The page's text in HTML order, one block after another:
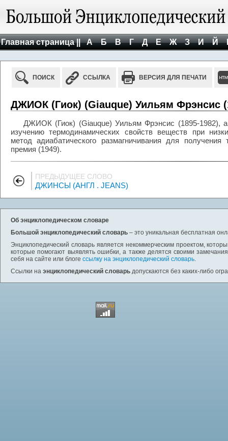
Главная страница || А Б В Г Д Е Ж З И Й
ПОИСК ССЫЛКА ВЕРСИЯ ДЛЯ ПЕЧАТИ
ДЖИОК (Гиок) (Giauque) Уильям Фрэнсис
ДЖИОК (Гиок) (Giauque) Уильям Фрэнсис (1895-1982),
изучению термодинамических свойств веществ при
метод адиабатического размагничивания для
премия (1949).
ПРЕДЫДУЩЕЕ СЛОВО
ДЖИНСЫ (АНГЛ . JEANS)
Об энциклопедическом словаре
Большой энциклопедический словарь – это уникальная бесплатная
Энциклопедический словарь является некоммерческим проектом,
которые помогают выявлять ошибки, а также делятся своими
себя на сайте или блоге ссылку на энциклопедический словарь.
Ссылки на энциклопедический словарь допускаются без каких-либо